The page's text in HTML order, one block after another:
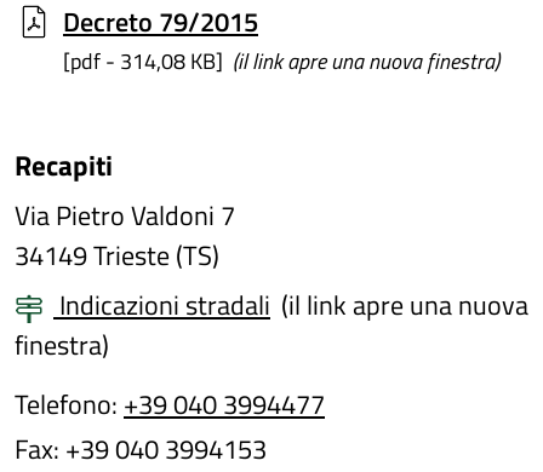
Decreto 79/2015
[pdf - 314,08 KB] (il link apre una nuova finestra)
Recapiti
Via Pietro Valdoni 7
34149 Trieste (TS)
Indicazioni stradali (il link apre una nuova
finestra)
Telefono: +39 040 3994477
Fax: +39 040 3994153